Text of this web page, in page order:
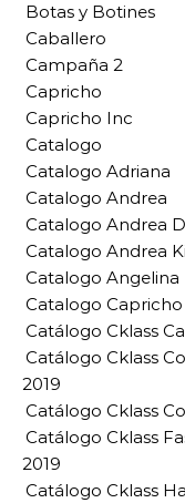
Botas y Botines
Caballero
Campaña 2
Capricho
Capricho Inc
Catalogo
Catalogo Adriana
Catalogo Andrea
Catalogo Andrea
Catalogo Andrea
Catalogo Angelina
Catalogo Capricho
Catálogo Cklass
Catálogo Cklass
2019
Catálogo Cklass
Catálogo Cklass
2019
Catálogo Cklass